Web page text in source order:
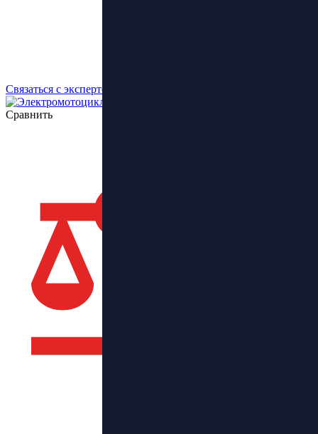
Связаться с экспертом
Сравнить